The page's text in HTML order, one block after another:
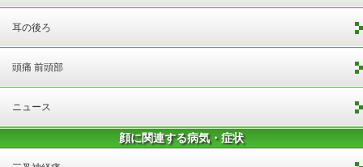
耳の後ろ
頭痛 前頭部
ニュース
顔に関連する病気・症状